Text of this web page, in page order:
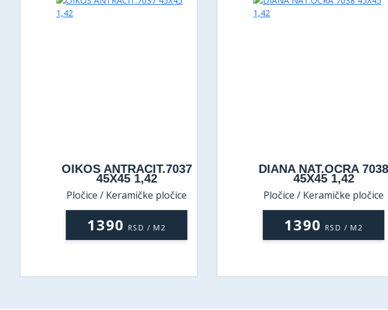
OIKOS ANTRACIT.7037
45X45 1,42
Pločice / Keramičke pločice
1390 RSD / M2
DIANA NAT.OCRA 7038
45X45 1,42
Pločice / Keramičke pločice
1390 RSD / M2